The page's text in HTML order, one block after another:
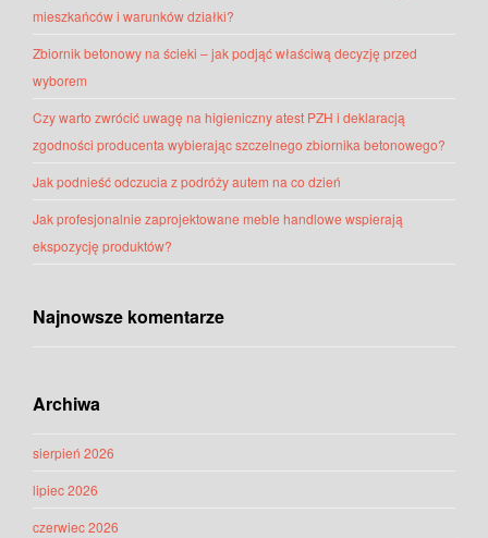
mieszkańców i warunków działki?
Zbiornik betonowy na ścieki – jak podjąć właściwą decyzję przed
wyborem
Czy warto zwrócić uwagę na higieniczny atest PZH i deklaracją
zgodności producenta wybierając szczelnego zbiornika betonowego?
Jak podnieść odczucia z podróży autem na co dzień
Jak profesjonalnie zaprojektowane meble handlowe wspierają
ekspozycję produktów?
Najnowsze komentarze
Archiwa
sierpień 2026
lipiec 2026
czerwiec 2026